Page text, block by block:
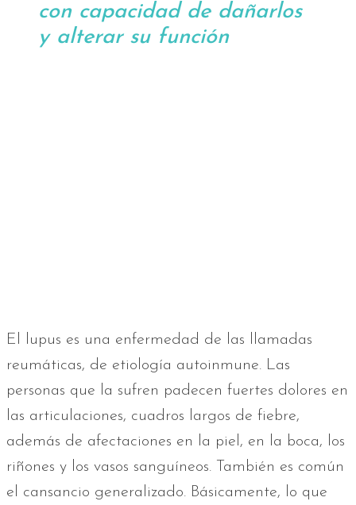
con capacidad de dañarlos
y alterar su función
El lupus es una enfermedad de las llamadas
reumáticas, de etiología autoinmune. Las
personas que la sufren padecen fuertes dolores en
las articulaciones, cuadros largos de fiebre,
además de afectaciones en la piel, en la boca, los
riñones y los vasos sanguíneos. También es común
el cansancio generalizado. Básicamente, lo que